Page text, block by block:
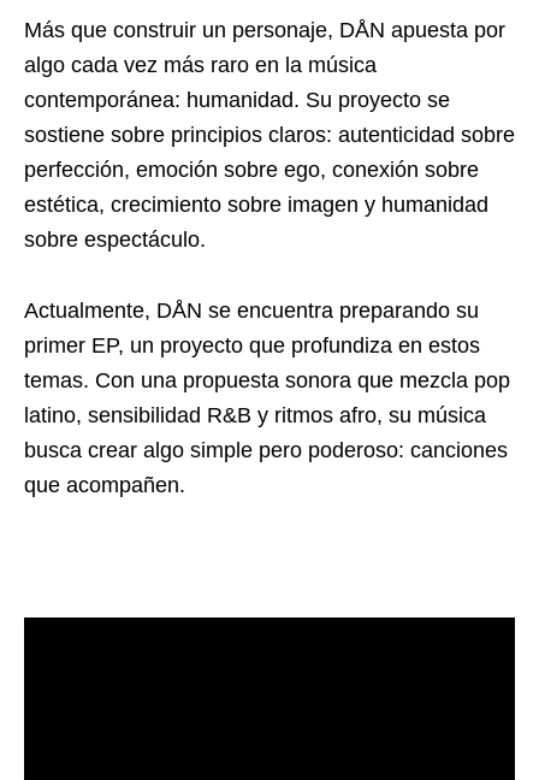
Más que construir un personaje, DÅN apuesta por
algo cada vez más raro en la música
contemporánea: humanidad. Su proyecto se
sostiene sobre principios claros: autenticidad sobre
perfección, emoción sobre ego, conexión sobre
estética, crecimiento sobre imagen y humanidad
sobre espectáculo.
Actualmente, DÅN se encuentra preparando su
primer EP, un proyecto que profundiza en estos
temas. Con una propuesta sonora que mezcla pop
latino, sensibilidad R&B y ritmos afro, su música
busca crear algo simple pero poderoso: canciones
que acompañen.